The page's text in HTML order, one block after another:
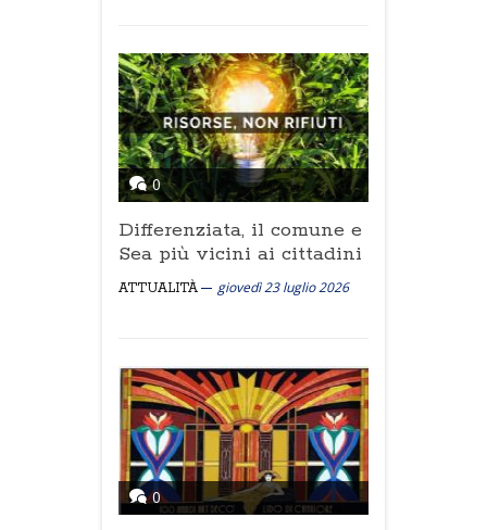
0
Differenziata, il comune e
Sea più vicini ai cittadini
ATTUALITÀ giovedì 23 luglio 2026
0